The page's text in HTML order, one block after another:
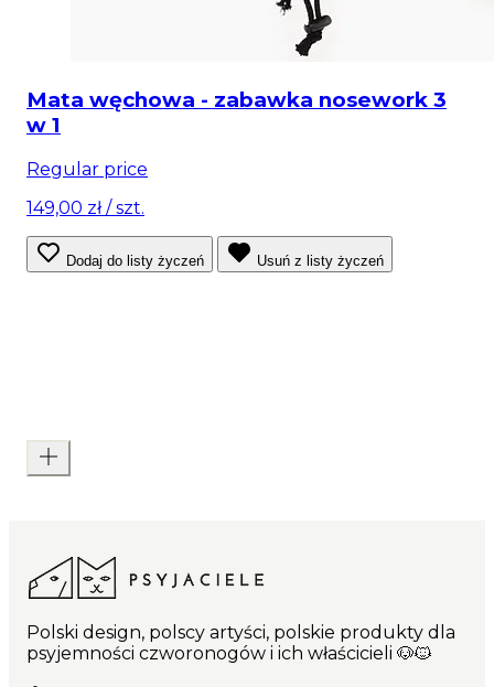
Mata węchowa - zabawka nosework 3
w 1
Regular price
149,00 zł/ szt.
Dodaj do listy życzeń Usuń z listy życzeń
Polski design, polscy artyści, polskie produkty dla
psyjemności czworonogów i ich właścicieli 🐶🐱